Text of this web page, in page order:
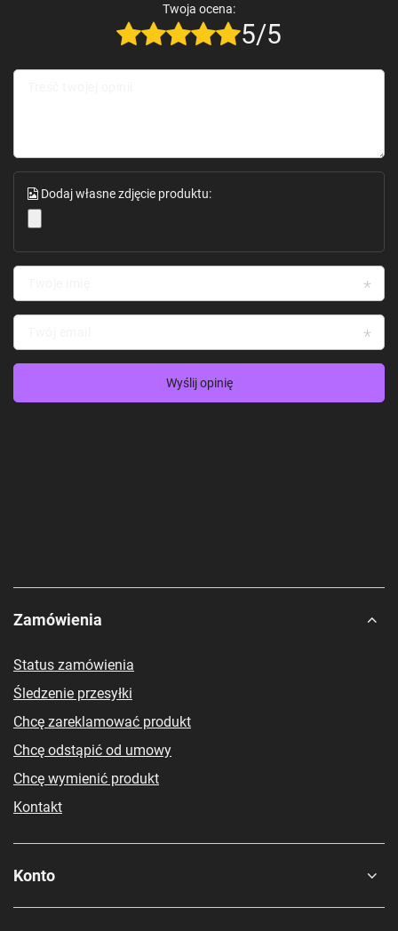
Twoja ocena:
5/5
Dodaj własne zdjęcie produktu:
Wyślij opinię
Zamówienia
Status zamówienia
Śledzenie przesyłki
Chcę zareklamować produkt
Chcę odstąpić od umowy
Chcę wymienić produkt
Kontakt
Konto